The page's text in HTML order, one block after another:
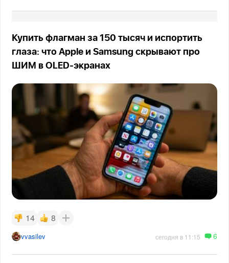
Купить флагман за 150 тысяч и испортить
глаза: что Apple и Samsung скрывают про
ШИМ в OLED-экранах
14 8
vvasilev сегодня в 11:15 6